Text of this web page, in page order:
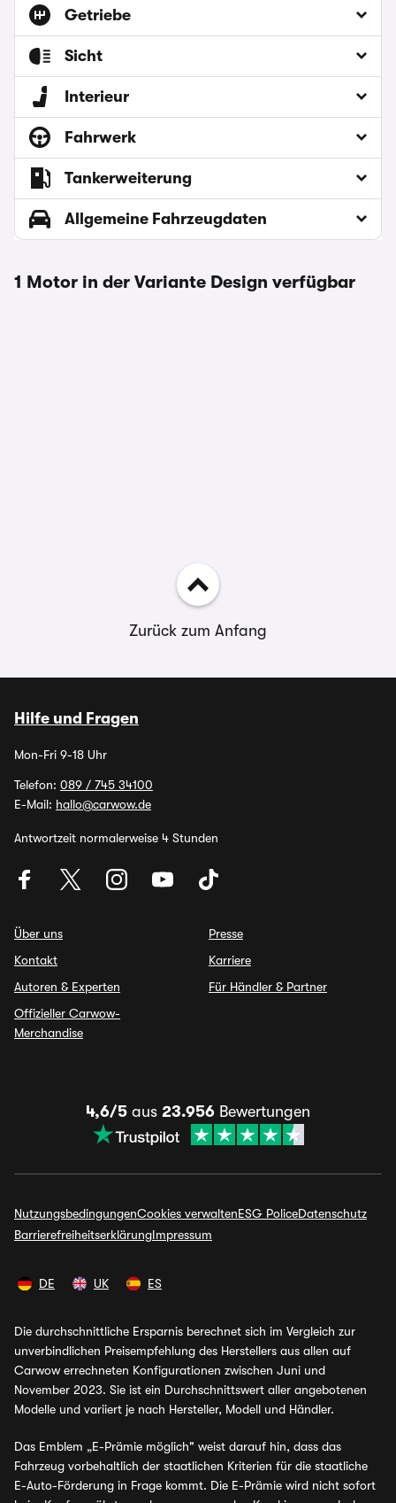
Getriebe
Sicht
Interieur
Fahrwerk
Tankerweiterung
Allgemeine Fahrzeugdaten
1 Motor in der Variante Design verfügbar
Zurück zum Anfang
Hilfe und Fragen
Mon-Fri 9-18 Uhr
Telefon: 089 / 745 34100
E-Mail: hallo@carwow.de
Antwortzeit normalerweise 4 Stunden
Über uns
Kontakt
Autoren & Experten
Offizieller Carwow-
Merchandise
Presse
Karriere
Für Händler & Partner
4,6/5 aus 23.956 Bewertungen
NutzungsbedingungenCookies verwaltenESG PoliceDatenschutz
BarrierefreiheitserklärungImpressum
DE UK ES
Die durchschnittliche Ersparnis berechnet sich im Vergleich zur
unverbindlichen Preisempfehlung des Herstellers aus allen auf
Carwow errechneten Konfigurationen zwischen Juni und
November 2023. Sie ist ein Durchschnittswert aller angebotenen
Modelle und variiert je nach Hersteller, Modell und Händler.
Das Emblem „E-Prämie möglich" weist darauf hin, dass das
Fahrzeug vorbehaltlich der staatlichen Kriterien für die staatliche
E-Auto-Förderung in Frage kommt. Die E-Prämie wird nicht sofort